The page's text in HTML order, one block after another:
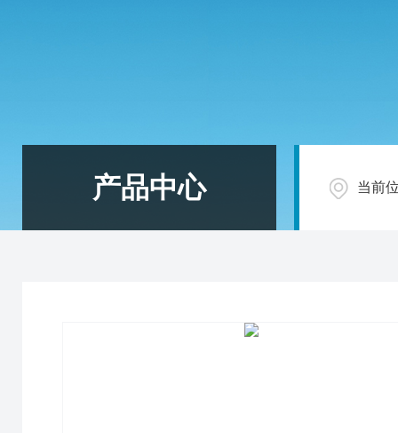
产品中心 当前